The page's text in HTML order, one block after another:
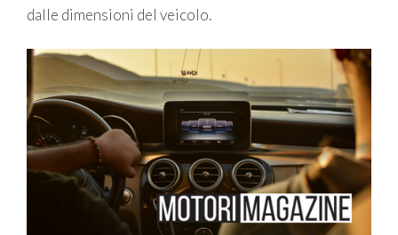
dalle dimensioni del veicolo.